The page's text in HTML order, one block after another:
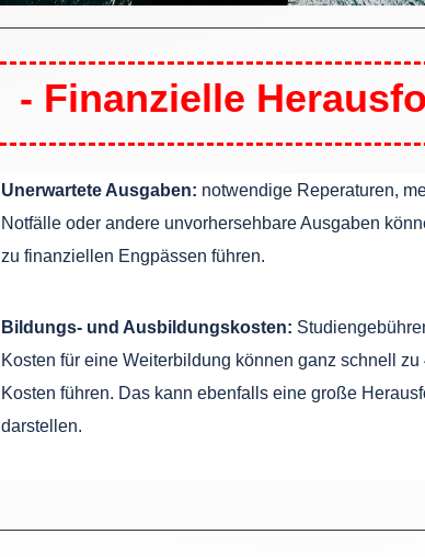
- Finanzielle
Unerwartete Ausgaben: notwendige Reperaturen,
Notfälle oder andere unvorhersehbare Ausgaben
zu finanziellen Engpässen führen.
Bildungs- und Ausbildungskosten:
Kosten für eine Weiterbildung können ganz schnell zu
Kosten führen. Das kann ebenfalls eine große
darstellen.